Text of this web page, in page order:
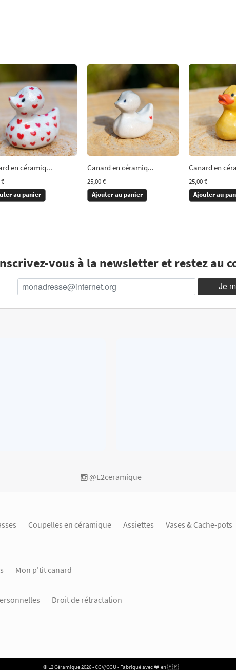
en céramiq...
au panier
Canard en céramiq...
25,00 €
Ajouter au panier
Canard en
25,00 €
Ajouter au
vous à la newsletter et restez au
@L2ceramique
Coupelles en céramique Assiettes
Vases & Cache-pots
Mon p'tit canard
Droit de rétractation
© L2 Céramique 2026 -CGV/CGU- Fabriqué avec ❤️ en 🇫🇷